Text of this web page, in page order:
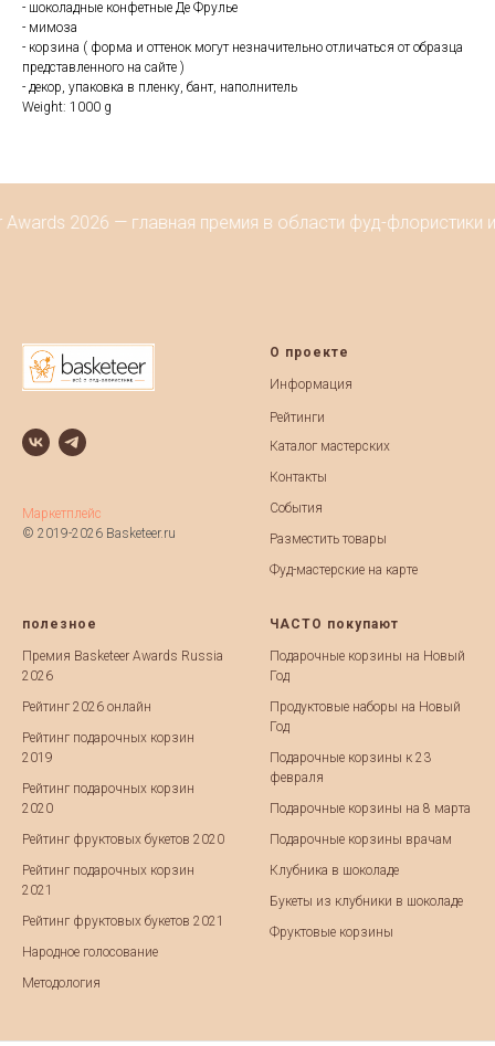
- шоколадные конфетные Де Фрулье
- мимоза
- корзина ( форма и оттенок могут незначительно отличаться от образца
представленного на сайте )
- декор, упаковка в пленку, бант, наполнитель
Weight: 1000 g
2026 — главная премия в области фуд-флористики
Маркетплейс
© 2019-2026 Basketeer.ru
О проекте
Информация
Рейтинги
Каталог мастерских
Контакты
События
Разместить товары
Фуд-мастерские на карте
полезное
Премия Basketeer Awards Russia
2026
Рейтинг 2026 онлайн
Рейтинг подарочных корзин
2019
Рейтинг подарочных корзин
2020
Рейтинг фруктовых букетов 2020
Рейтинг подарочных корзин
2021
Рейтинг фруктовых букетов 2021
Народное голосование
Методология
ЧАСТО покупают
Подарочные корзины на Новый
Год
Продуктовые наборы на Новый
Год
Подарочные корзины к 23
февраля
Подарочные корзины на 8 марта
Подарочные корзины врачам
Клубника в шоколаде
Букеты из клубники в шоколаде
Фруктовые корзины